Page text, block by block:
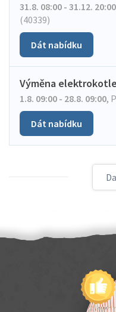
31.8. 08:00 - 31.12. 20:00
(40339)
Dát nabídku
Výměna
1.8. 09:00 - 28.8. 09:00,
Dát nabídku